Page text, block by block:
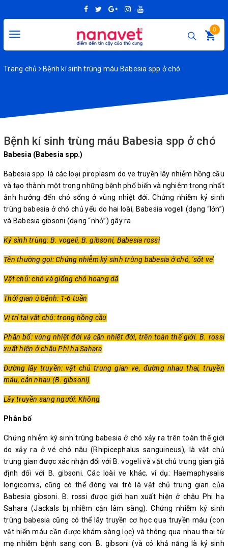
Toggle
0
Trang chủ Bệnh kí sinh trùng máu Babesia spp ở chó
Bệnh kí sinh trùng máu Babesia spp ở chó
Babesia (Babesia spp.)
Babesia spp. là các loại piroplasm do ve truyền lây nhiễm hồng cầu
và tạo thành một trong những bệnh phổ biến và nghiêm trọng nhất
ảnh hưởng đến chó sống ở vùng nhiệt đới. Chứng nhiễm ký sinh
trùng babesia ở chó chủ yếu do hai loài, Babesia vogeli (dạng “lớn”)
và Babesia gibsoni (dạng “nhỏ”) gây ra.
Ký sinh trùng: B. vogeli, B. gibsoni, Babesia rossi
Tên thường gọi: Chứng nhiễm ký sinh trùng babesia ở chó, ‘sốt ve’
Vật chủ: chó và giống chó hoang dã
Thời gian ủ bệnh: 1-6 tuần
Vị trí tại vật chủ: trong hồng cầu
Phân bố: vùng nhiệt đới và cận nhiệt đới, trên toàn thế giới. B. rossi
xuất hiện ở châu Phi hạ Sahara
Đường lây truyền: vật chủ trung gian ve, đường nhau thai, truyền
máu, cắn nhau (B. gibsoni)
Lây truyền sang người: Không
Phân bố
Chứng nhiễm ký sinh trùng babesia ở chó xảy ra trên toàn thế giới
do xảy ra ở vé chó nâu (Rhipicephalus sanguineus), là vật chủ
trung gian được xác nhận đối với B. vogeli và vật chủ trung gian giả
định đối với B. gibsoni. Các loài ve khác, ví dụ: Haemaphysalis
longicornis, cũng có thể đóng vai trò là vật chủ trung gian của
Babesia gibsoni. B. rossi được giới hạn xuất hiện ở châu Phi hạ
Sahara (Jackals bị nhiễm cận lâm sàng). Chứng nhiễm ký sinh
trùng babesia cũng có thể lây truyền cơ học qua truyền máu (con
vật hiến máu cần được khám sàng lọc) và thông qua nhau thai từ
mẹ nhiễm bệnh sang con. B. gibsoni (và có khả năng là ký sinh